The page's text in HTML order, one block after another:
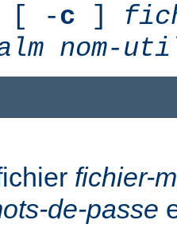
[ -c ]
nom-
fichier-
de-passe